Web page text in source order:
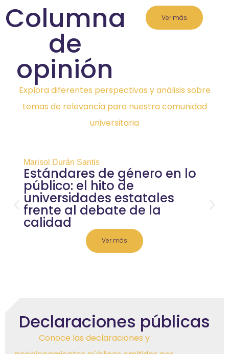
Columna
de
opinión
Ver más
Explora diferentes perspectivas y análisis sobre
temas de relevancia para nuestra comunidad
universitaria
Marisol Durán Santis
Estándares de género en lo
público: el hito de
universidades estatales
frente al debate de la
calidad
Ver más
Declaraciones públicas
Conoce las declaraciones y